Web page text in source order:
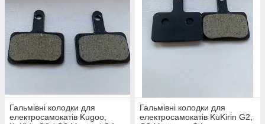
Гальмівні колодки для
електросамокатів Kugoo,
Гальмівні колодки для
електросамокатів KuKirin G2,